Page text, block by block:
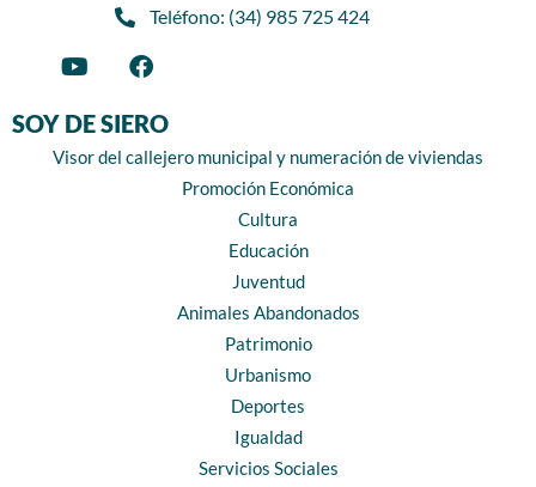
Teléfono: (34) 985 725 424
SOY DE SIERO
Visor del callejero municipal y numeración de viviendas
Promoción Económica
Cultura
Educación
Juventud
Animales Abandonados
Patrimonio
Urbanismo
Deportes
Igualdad
Servicios Sociales